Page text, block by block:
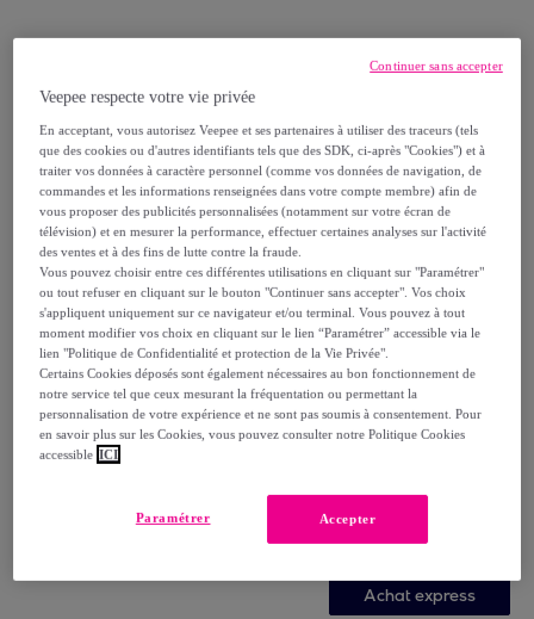
Nuxe
Rêve de miel® - Gel nettoyant et démaquillant visage
200 ml Flacon pompe
Achat express
Veepee respecte votre vie privée
En acceptant, vous autorisez Veepee et ses partenaires à utiliser des traceurs (tels
que des cookies ou d'autres identifiants tels que des SDK, ci-après "Cookies") et à
traiter vos données à caractère personnel (comme vos données de navigation, de
commandes et les informations renseignées dans votre compte membre) afin de
vous proposer des publicités personnalisées (notamment sur votre écran de
télévision) et en mesurer la performance, effectuer certaines analyses sur l'activité
des ventes et à des fins de lutte contre la fraude.
Vous pouvez choisir entre ces différentes utilisations en cliquant sur "Paramétrer"
ou tout refuser en cliquant sur le bouton "Continuer sans accepter". Vos choix
s'appliquent uniquement sur ce navigateur et/ou terminal. Vous pouvez à tout
moment modifier vos choix en cliquant sur le lien “Paramétrer” accessible via le
lien "Politique de Confidentialité et protection de la Vie Privée".
Certains Cookies déposés sont également nécessaires au bon fonctionnement de
notre service tel que ceux mesurant la fréquentation ou permettant la
personnalisation de votre expérience et ne sont pas soumis à consentement. Pour
en savoir plus sur les Cookies, vous pouvez consulter notre Politique Cookies
accessible ICI
Accepter
Paramétrer
Continuer sans accepter